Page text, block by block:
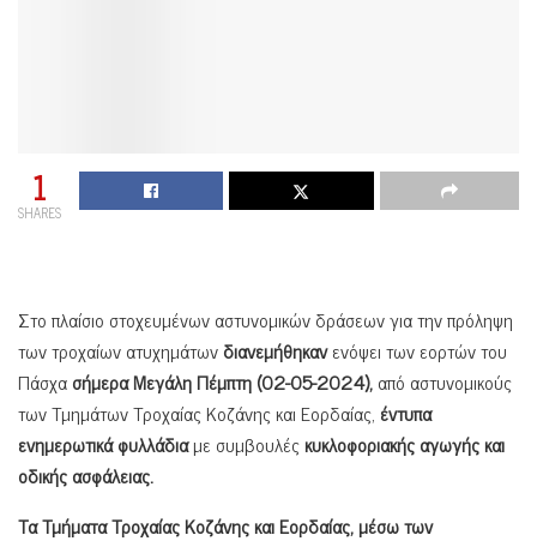
1
SHARES
Στο πλαίσιο στοχευμένων αστυνομικών δράσεων για την πρόληψη
των τροχαίων ατυχημάτωνδιανεμήθηκανενόψει των εορτών του
ΠάσχασήμεραΜεγάλη Πέμπτη (02-05-2024),από αστυνομικούς
των Τμημάτων Τροχαίας Κοζάνης και Εορδαίας, έντυπα
ενημερωτικά φυλλάδιαμε συμβουλέςκυκλοφοριακής αγωγής και
οδικής ασφάλειας.
Τα Τμήματα Τροχαίας Κοζάνης και Εορδαίας, μέσω των